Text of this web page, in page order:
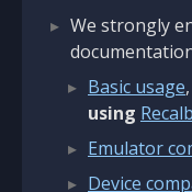
We strongly
Basic usage
using
Emulator
Device